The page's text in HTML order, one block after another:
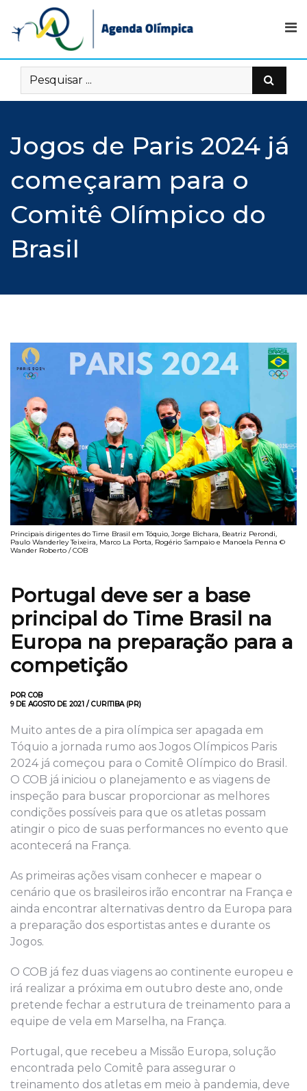
content
Jogos de Paris 2024 já
começaram para o
Comitê Olímpico do
Brasil
Principais dirigentes do Time Brasil em Tóquio, Jorge Bichara, Beatriz Perondi,
Paulo Wanderley Teixeira, Marco La Porta, Rogério Sampaio e Manoela Penna ©
Wander Roberto / COB
Portugal deve ser a base
principal do Time Brasil na
Europa na preparação para a
competição
POR COB
9 DE AGOSTO DE 2021 / CURITIBA (PR)
Muito antes de a pira olímpica ser apagada em
Tóquio a jornada rumo aos Jogos Olímpicos Paris
2024 já começou para o Comitê Olímpico do Brasil.
O COB já iniciou o planejamento e as viagens de
inspeção para buscar proporcionar as melhores
condições possíveis para que os atletas possam
atingir o pico de suas performances no evento que
acontecerá na França.
As primeiras ações visam conhecer e mapear o
cenário que os brasileiros irão encontrar na França e
ainda encontrar alternativas dentro da Europa para
a preparação dos esportistas antes e durante os
Jogos.
O COB já fez duas viagens ao continente europeu e
irá realizar a próxima em outubro deste ano, onde
pretende fechar a estrutura de treinamento para a
equipe de vela em Marselha, na França.
Portugal, que recebeu a Missão Europa, solução
encontrada pelo Comitê para assegurar o
treinamento dos atletas em meio à pandemia, deve